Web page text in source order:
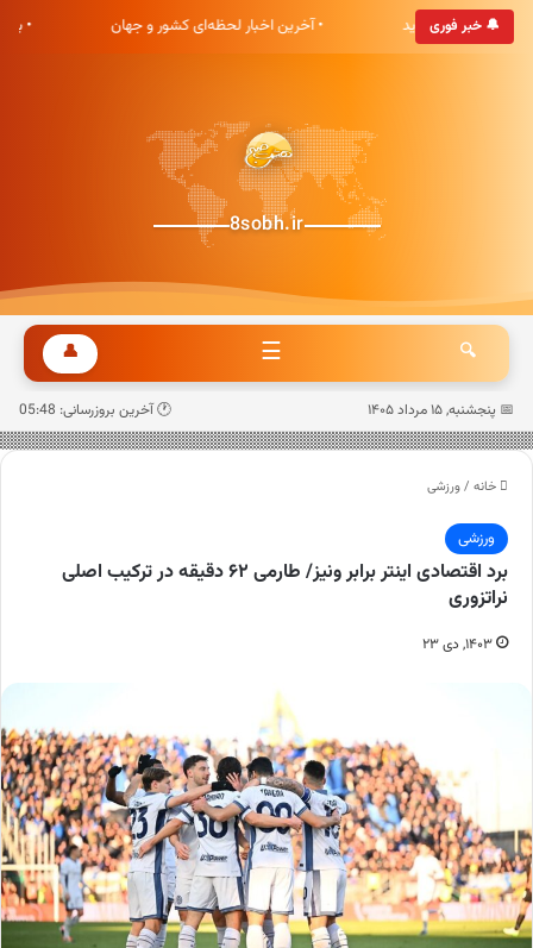
🔔 خبر فوری
هشت صبح خوش آمدید • آخرین اخبار لحظه‌ای کشور و جهان •
8sobh.ir
🔍
☰
👤
📅 پنجشنبه, ۱۵ مرداد ۱۴۰۵ 🕐 آخرین بروزرسانی: 05:48
خانه /ورزشی
ورزشی
برد اقتصادی اینتر برابر ونیز/ طارمی ۶۲ دقیقه در ترکیب اصلی
نراتزوری
۱۴۰۳, دی ۲۳